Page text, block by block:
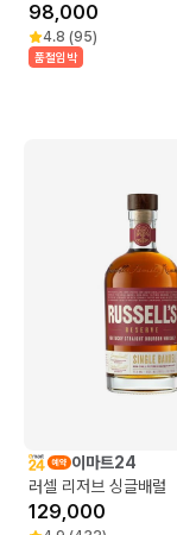
98,000
4.8 (95)
품절임박
이마트24
러셀 리저브 싱글배럴
129,000